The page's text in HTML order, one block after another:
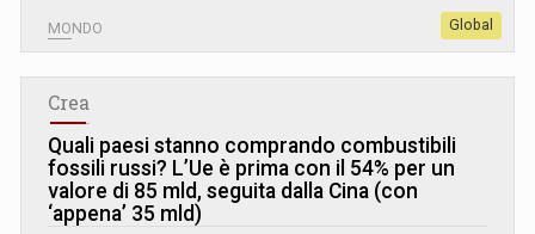
MONDO Global
Crea
Quali paesi stanno comprando combustibili
fossili russi? L’Ue è prima con il 54% per un
valore di 85 mld, seguita dalla Cina (con
‘appena’ 35 mld)